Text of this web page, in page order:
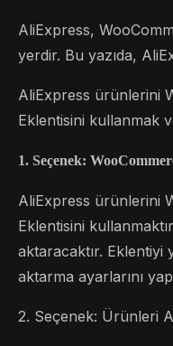
AliExpress,
yerdir. Bu yazıda,
AliExpress ürünlerini
Eklentisini kullanmak
1. Seçenek:
AliExpress ürünlerini
Eklentisini
aktaracaktır. Eklentiyi
aktarma ayarlarını
2. Seçenek: Ürünleri